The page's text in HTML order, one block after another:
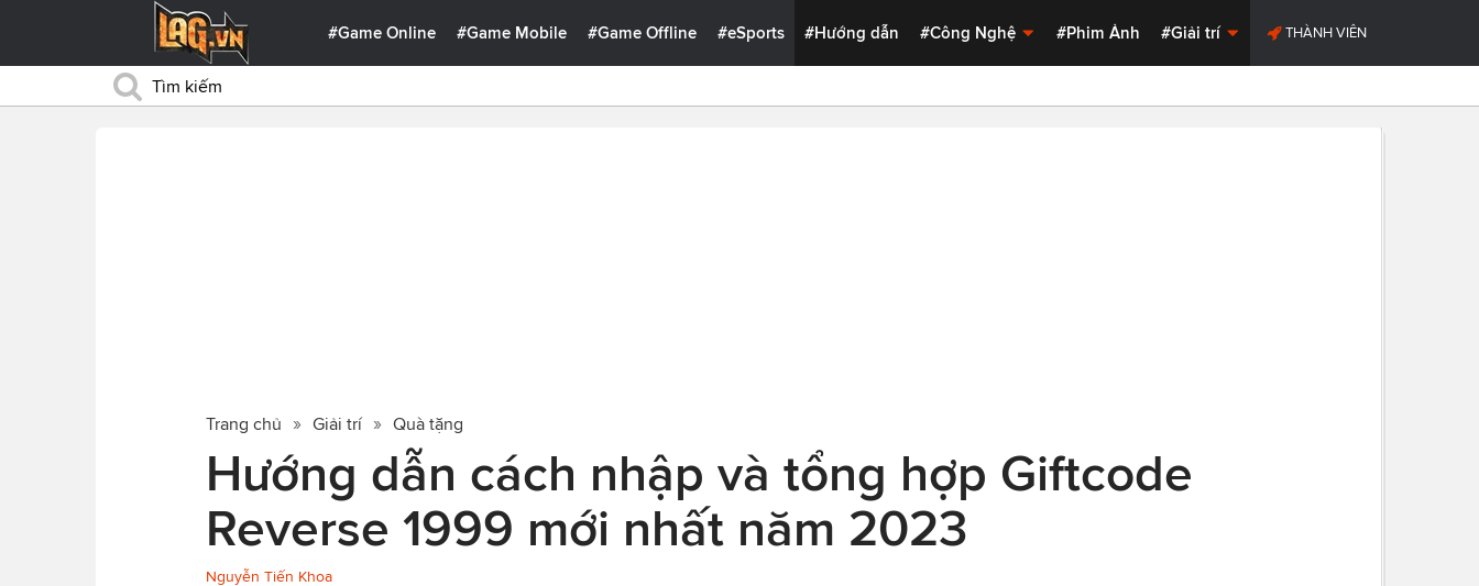
#Game Online #Game Mobile #Game Offline #eSports #Hướng dẫn #Công Nghệ #Phim Ảnh #Giải trí THÀNH VIÊN
Trang chủ Giải trí Quà tặng
Hướng dẫn cách nhập và tổng hợp Giftcode
Reverse 1999 mới nhất năm 2023
Nguyễn Tiến Khoa